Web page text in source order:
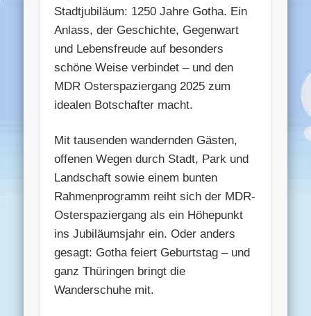
Stadtjubiläum: 1250 Jahre Gotha. Ein
Anlass, der Geschichte, Gegenwart
und Lebensfreude auf besonders
schöne Weise verbindet – und den
MDR Osterspaziergang 2025 zum
idealen Botschafter macht.
Mit tausenden wandernden Gästen,
offenen Wegen durch Stadt, Park und
Landschaft sowie einem bunten
Rahmenprogramm reiht sich der MDR-
Osterspaziergang als ein Höhepunkt
ins Jubiläumsjahr ein. Oder anders
gesagt: Gotha feiert Geburtstag – und
ganz Thüringen bringt die
Wanderschuhe mit.